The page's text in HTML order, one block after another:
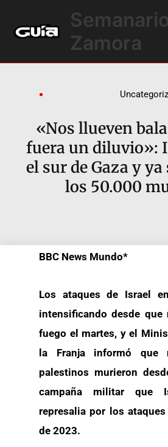
contenido
Zamora
«Nos llueven
fuera un diluvio»:
el sur de Gaza y
los 50.000
BBC News Mundo*
Los ataques de Israel
intensificando desde
fuego el martes, y el
la Franja informó que
palestinos murieron
campaña militar que
represalia por los
de 2023.